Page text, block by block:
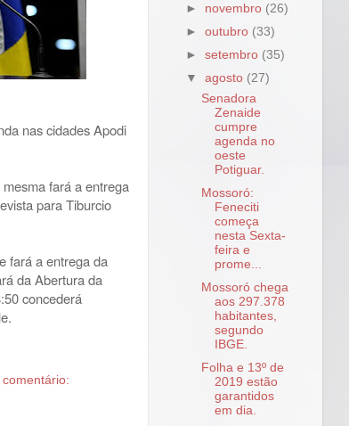
nas cidades Apodi
fará a entrega
para Tiburcio
fará a entrega da
da Abertura da
concederá
comentário:
► novembro (26)
►outubro (33)
►setembro (35)
▼agosto (27)
Senadora
Zenaide
cumpre
agenda no
oeste
Potiguar.
Mossoró:
Feneciti
começa
nesta Sexta-
feira e
prome...
Mossoró chega
aos 297.378
habitantes,
segundo
IBGE.
Folha e 13º de
2019 estão
garantidos
em dia.